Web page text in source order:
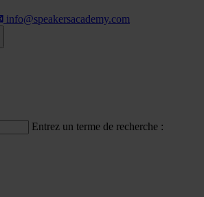
info@speakersacademy.com
Entrez un terme de recherche :